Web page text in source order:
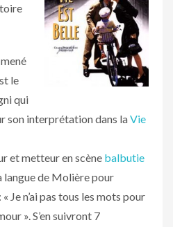
le
qui
son interprétation dans laVie
et metteur en scène balbutie
langue de Molière pour
Je n’ai pas tous les mots pour
». S’en suivront 7